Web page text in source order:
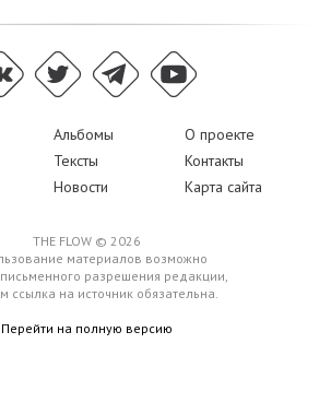
Альбомы
О проекте
Тексты
Контакты
Новости Карта сайта
THE FLOW © 2026
материалов возможно
разрешения редакции,
ссылка на источник обязательна.
Перейти на полную версию